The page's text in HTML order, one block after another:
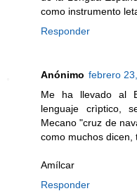
como instrumento
Responder
Anónimo febrero
Me ha llevado al
lenguaje crìptico,
Mecano "cruz de
como muchos dicen,
Amílcar
Responder